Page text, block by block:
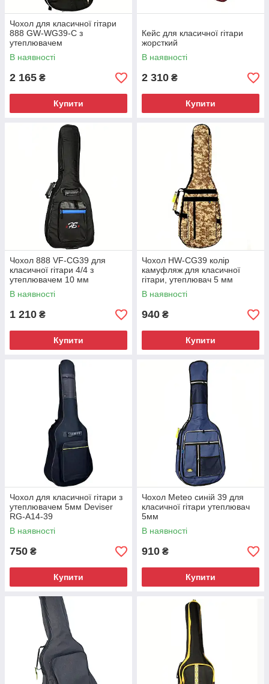
Чохол для класичної гітари
888 GW-WG39-C з
утеплювачем
В наявності
2 165 ₴
Купити
Кейс для класичної гітари
жорсткий
В наявності
2 310 ₴
Купити
Чохол 888 VF-СG39 для
класичної гітари 4/4 з
утеплювачем 10 мм
В наявності
1 210 ₴
Купити
Чохол HW-CG39 колір
камуфляж для класичної
гітари, утеплювач 5 мм
В наявності
940 ₴
Купити
Чохол для класичної гітари з
утеплювачем 5мм Deviser
RG-A14-39
В наявності
750 ₴
Купити
Чохол Meteo синій 39 для
класичної гітари утеплювач
5мм
В наявності
910 ₴
Купити